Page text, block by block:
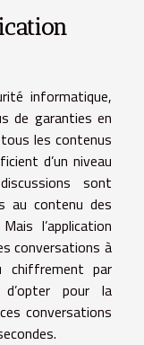
informatique,
de garanties en
les contenus
d’un niveau
sont
au contenu des
l’application
conversations à
chiffrement par
pour la
conversations